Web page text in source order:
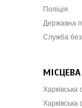
Поліція
Державна
Служба
Харківська